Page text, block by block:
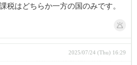
税はどちらか一方の国のみです。
2025/07/24 (Thu) 16:29